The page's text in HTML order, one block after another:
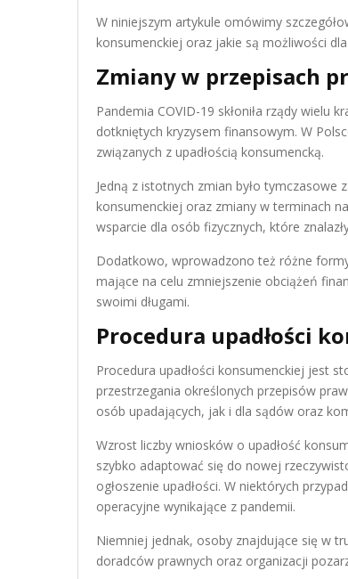
W niniejszym artykule omówimy
konsumenckiej oraz jakie są możliwości
Zmiany w przepisach
Pandemia COVID-19 skłoniła rządy wielu
dotkniętych kryzysem finansowym. W
związanych z upadłością konsumencką.
Jedną z istotnych zmian było tymczasowe
konsumenckiej oraz zmiany w terminach
wsparcie dla osób fizycznych, które
Dodatkowo, wprowadzono też różne
mające na celu zmniejszenie obciążeń
swoimi długami.
Procedura upadłości
Procedura upadłości konsumenckiej jest
przestrzegania określonych przepisów
osób upadających, jak i dla sądów oraz
Wzrost liczby wniosków o upadłość
szybko adaptować się do nowej
ogłoszenie upadłości. W niektórych
operacyjne wynikające z pandemii.
Niemniej jednak, osoby znajdujące się w
doradców prawnych oraz organizacji